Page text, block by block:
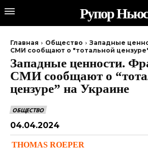
Рупор Ньюс
Главная Общество
Западные
СМИ сообщают о "тотальной
Западные ценности.
СМИ сообщают о
цензуре” на Украине
ОБЩЕСТВО
04.04.2024
THOMAS ROEPER